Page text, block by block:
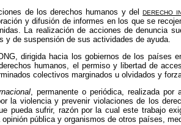
de los derechos humanos y delderecho
y difusión de informes en los que se
La realización de acciones de denuncia
y de suspensión de sus actividades de ayuda.
, dirigida hacia los gobiernos de los países
humanos, el permiso y libertad de
colectivos marginados u olvidados y
, permanente o periódica, realizada por
la violencia y prevenir violaciones de los
pueda sufrir, razón por la cual este trabajo
pública y organismos de otros países,